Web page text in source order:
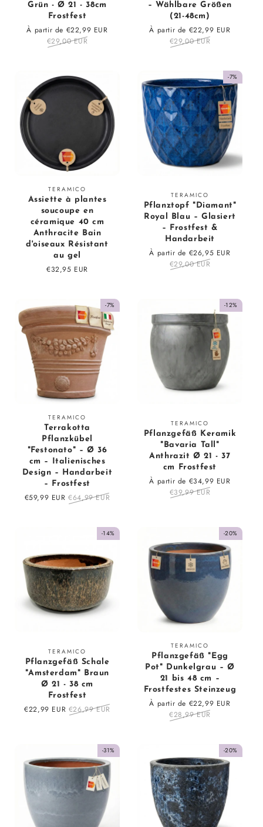
Grün - Ø 21 - 38cm
Frostfest
Prix
À partir de €22,99 EUR
€29,00 EUR
– Wählbare Größen
(21-48cm)
Prix
À partir de €22,99 EUR
€29,00 EUR
Fournisseur
:
TERAMICO
Assiette à plantes
soucoupe en
céramique 40 cm
Anthracite Bain
d'oiseaux Résistant
au gel
Prix
€32,95 EUR
-7%
Fournisseur
TERAMICO
Pflanztopf "Diamant"
Royal Blau – Glasiert
– Frostfest &
Handarbeit
Prix
À partir de €26,95 EUR
€29,00 EUR
-7%
Fournisseur
:
TERAMICO
Terrakotta
Pflanzkübel
"Festonato" – Ø 36
cm – Italienisches
Design – Handarbeit
– Frostfest
Prix
€59,99 EUR Prix
€64,99 EUR
-12%
Fournisseur
:
TERAMICO
Pflanzgefäß Keramik
"Bavaria Tall"
Anthrazit Ø 21 - 37
cm Frostfest
Prix
À partir de €34,99 EUR
€39,99 EUR
-14%
Fournisseur
:
TERAMICO
Pflanzgefäß Schale
"Amsterdam" Braun
Ø 21 - 38 cm
Frostfest
Prix
€22,99 EUR Prix
€26,99 EUR
-20%
Fournisseur
:
TERAMICO
Pflanzgefäß "Egg
Pot" Dunkelgrau – Ø
21 bis 48 cm –
Frostfestes Steinzeug
Prix
À partir de €22,99 EUR
€28,99 EUR
-31% -20%